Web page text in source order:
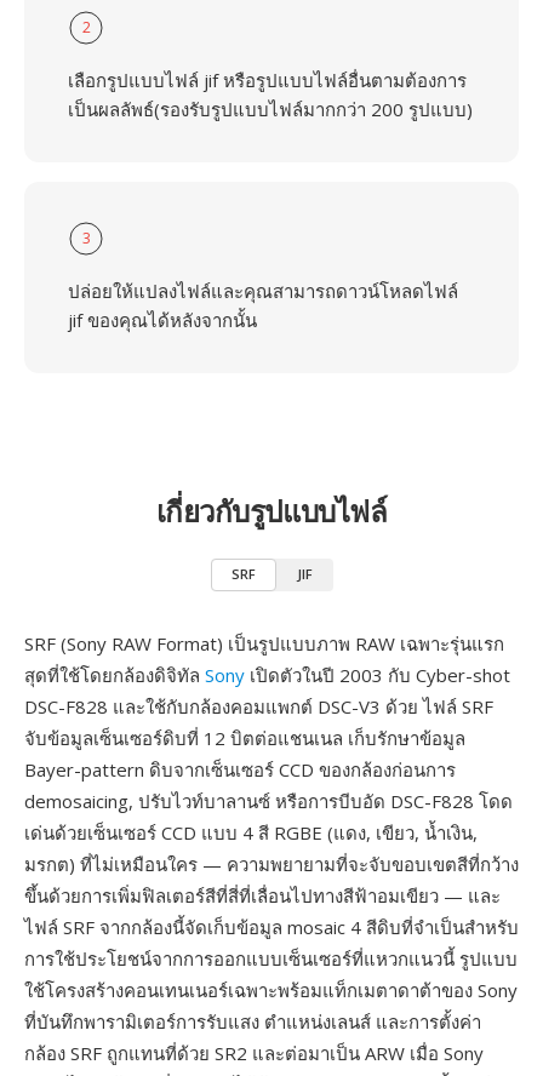
2
เลือกรูปแบบไฟล์ jif หรือรูปแบบไฟล์อื่นตามต้องการ
เป็นผลลัพธ์(รองรับรูปแบบไฟล์มากกว่า 200 รูปแบบ)
3
ปล่อยให้แปลงไฟล์และคุณสามารถดาวน์โหลดไฟล์
jif ของคุณได้หลังจากนั้น
เกี่ยวกับรูปแบบไฟล์
SRF JIF
SRF (Sony RAW Format) เป็นรูปแบบภาพ RAW เฉพาะรุ่นแรก
สุดที่ใช้โดยกล้องดิจิทัล Sony เปิดตัวในปี 2003 กับ Cyber-shot
DSC-F828 และใช้กับกล้องคอมแพกต์ DSC-V3 ด้วย ไฟล์ SRF
จับข้อมูลเซ็นเซอร์ดิบที่ 12 บิตต่อแชนเนล เก็บรักษาข้อมูล
Bayer-pattern ดิบจากเซ็นเซอร์ CCD ของกล้องก่อนการ
demosaicing, ปรับไวท์บาลานซ์ หรือการบีบอัด DSC-F828 โดด
เด่นด้วยเซ็นเซอร์ CCD แบบ 4 สี RGBE (แดง, เขียว, น้ำเงิน,
มรกต) ที่ไม่เหมือนใคร — ความพยายามที่จะจับขอบเขตสีที่กว้าง
ขึ้นด้วยการเพิ่มฟิลเตอร์สีที่สี่ที่เลื่อนไปทางสีฟ้าอมเขียว — และ
ไฟล์ SRF จากกล้องนี้จัดเก็บข้อมูล mosaic 4 สีดิบที่จำเป็นสำหรับ
การใช้ประโยชน์จากการออกแบบเซ็นเซอร์ที่แหวกแนวนี้ รูปแบบ
ใช้โครงสร้างคอนเทนเนอร์เฉพาะพร้อมแท็กเมตาดาต้าของ Sony
ที่บันทึกพารามิเตอร์การรับแสง ตำแหน่งเลนส์ และการตั้งค่า
กล้อง SRF ถูกแทนที่ด้วย SR2 และต่อมาเป็น ARW เมื่อ Sony